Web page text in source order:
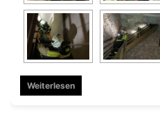
Weiterlesen